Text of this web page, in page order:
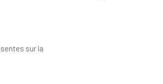
sur la